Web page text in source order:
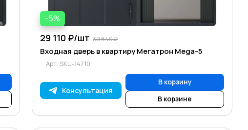
-5%
29 110 ₽/шт 30 640 ₽
Входная дверь в квартиру Мегатрон Mega-5
Арт. SKU-14710
Консультация
В корзину
В корзине